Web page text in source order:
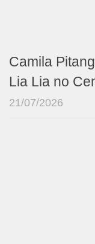
Camila
Lia Lia no
21/07/2026